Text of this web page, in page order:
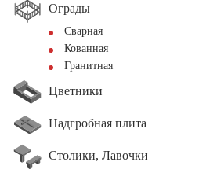
Ограды
Сварная
Кованная
Гранитная
Цветники
Надгробная плита
Столики, Лавочки